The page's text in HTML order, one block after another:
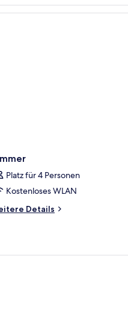
mit einer braunen, gemusterten
Platz für 4 Personen
Kostenloses WLAN
Details